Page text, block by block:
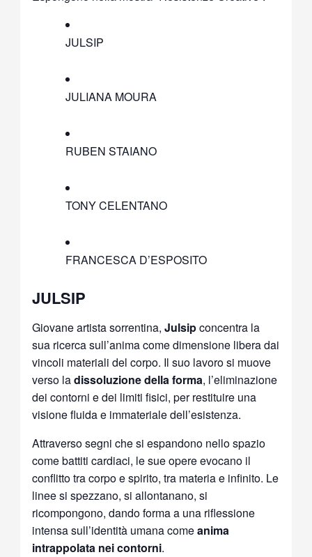
JULSIP
JULIANA MOURA
RUBEN STAIANO
TONY CELENTANO
FRANCESCA D’ESPOSITO
JULSIP
Giovane artista sorrentina,Julsipconcentra la
sua ricerca sull’anima come dimensione libera dai
vincoli materiali del corpo. Il suo lavoro si muove
verso ladissoluzione della forma, l’eliminazione
dei contorni e dei limiti fisici, per restituire una
visione fluida e immateriale dell’esistenza.
Attraverso segni che si espandono nello spazio
come battiti cardiaci, le sue opere evocano il
conflitto tra corpo e spirito, tra materia e infinito. Le
linee si spezzano, si allontanano, si
ricompongono, dando forma a una riflessione
intensa sull’identità umana comeanima
intrappolata nei contorni.